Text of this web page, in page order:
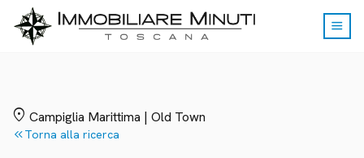
menu
location_on Campiglia Marittima | Old Town
keyboard_double_arrow_leftTorna alla ricerca